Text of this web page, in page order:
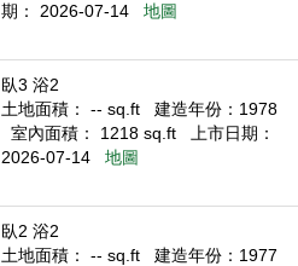
期： 2026-07-14
地圖
臥3 浴2
土地面積： -- sq.ft
建造年份：1978
室內面積： 1218 sq.ft
上市日期：
2026-07-14
地圖
臥2 浴2
土地面積： -- sq.ft
建造年份：1977